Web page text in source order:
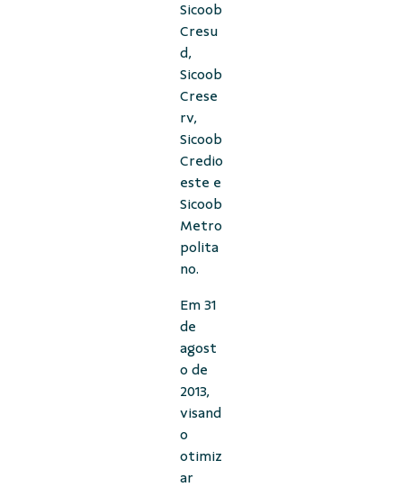
Sicoob
Cresu
d,
Sicoob
Crese
rv,
Sicoob
Credio
este e
Sicoob
Metro
polita
no.
Em 31
de
agost
o de
2013,
visand
o
otimiz
ar